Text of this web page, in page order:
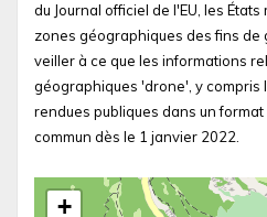
du Journal officiel de l'EU, les
zones géographiques des fins
veiller à ce que les informations
géographiques 'drone', y compris
rendues publiques dans un
commun dès le 1 janvier 2022.